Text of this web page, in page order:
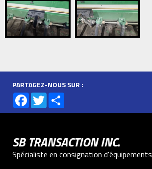
PARTAGEZ-NOUS SUR :
Facebook
Twitter
SB TRANSACTION INC.
Spécialiste en consignation d'équipements